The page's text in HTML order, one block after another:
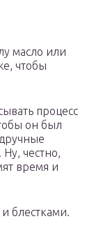
масло или
чтобы
процесс
он был
честно,
время и
блестками.